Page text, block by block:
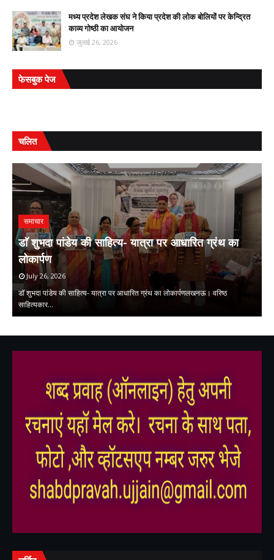
मध्य प्रदेश लेखक संघ ने किया प्रदेश की लोक बोलियों पर केन्द्रित
काव्य गोष्ठी का आयोजन
जुलाई 26, 2026
फेसबुक पेज
चलित
समाचार
डाॅ शुभदा पांडेय की साहित्य- यात्रा पर आधारित ग्रंथ का
लोकार्पण
July 26, 2026
डाॅ शुभदा पांडेय की साहित्य- यात्रा पर आधारित ग्रंथ का लोकार्पणलखनऊ। वरिष्ठ
साहित्यकार…